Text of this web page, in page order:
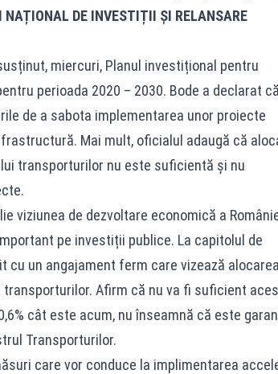
DE INVESTIȚII ȘI RELANSARE
miercuri, Planul investițional pentru
perioada 2020 – 2030. Bode a declarat
de a sabota implementarea unor proiecte
Mai mult, oficialul adaugă că
transporturilor nu este suficientă și nu
viziunea de dezvoltare economică a
pe investiții publice. La capitolul de
un angajament ferm care vizează
Afirm că nu va fi suficient
cât este acum, nu înseamnă că este
Transporturilor.
care vor conduce la implimentarea